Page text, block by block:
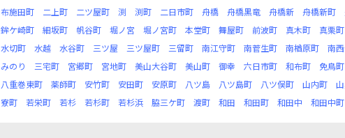
布施田町
二上町 二ツ屋町 渕 渕町 二日市町 舟橋 舟橋黒竜 舟橋新 舟橋新町
鉾ケ崎町
細坂町 帆谷町 堀ノ宮 堀ノ宮町 本堂町 舞屋町 前波町 真木町 真栗町
水切町
水越 水谷町 三ツ屋 三ツ屋町 三留町 南江守町 南菅生町 南楢原町 南
みのり
三宅町 宮郷町 宮地町 美山大谷町 美山町 御幸 六日市町 和布町 免鳥町
八重巻東町
薬師町 安竹町 安田町 安原町 八ツ島 八ツ島町 八ツ俣町 山内町
寮町
若栄町 若杉 若杉町 若杉浜 脇三ケ町 渡町 和田 和田町 和田中 和田中町